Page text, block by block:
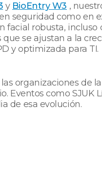
y BioEntry W3 ,
seguridad como en
facial robusta,
se ajustan a la
y optimizada para TI.
organizaciones de
Eventos como
de esa evolución.